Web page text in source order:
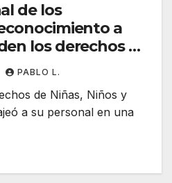
de los
a
los derechos de
PABLO L.
de Niñas, Niños y
a su personal en una